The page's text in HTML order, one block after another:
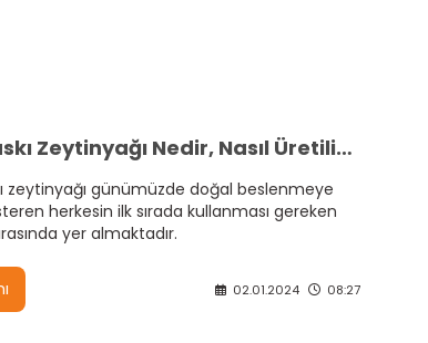
Taş Baskı Zeytinyağı Nedir, Nasıl Üretilir, Özellikleri Nelerdir?
zeytinyağı günümüzde doğal beslenmeye
herkesin ilk sırada kullanması gereken
yer almaktadır.
02.01.2024 08:27